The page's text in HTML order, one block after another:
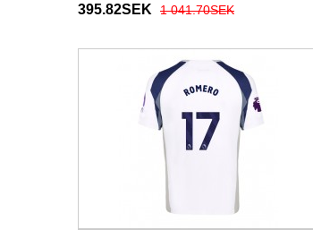
26 Kortärmad
395.82SEK 1 041.70SEK